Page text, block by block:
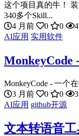
这个项目真的牛！
340多个Skill...
4 月前
0 0
AI应用 实用软件
MonkeyCode
MonkeyCode - 一个
3 月前
0 0
AI应用 github开源
文本转语音工